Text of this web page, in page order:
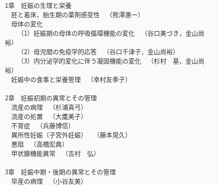
1章 妊娠の生理と栄養
胚と着床，胎生期の薬剤感受性 （熊澤惠一）
母体の変化
（1）妊娠期の母体の呼吸循環機能の変化 （谷口美づき，金山尚
裕）
（2）母児間の免疫学的応答 （谷口千津子，金山尚裕）
（3）内分泌学的変化に伴う凝固機能の変化 （杉村 基，金山尚
裕）
妊娠中の食事と栄養管理 （幸村友季子）
2章 妊娠初期の異常とその管理
流産の病理 （杉浦真弓）
流産の処置 （大鷹美子）
不育症 （兵藤博信）
異所性妊娠（子宮外妊娠） （藤本晃久）
悪阻 （高橋宏典）
甲状腺機能異常 （吉村 弘）
3章 妊娠中期・後期の異常とその管理
早産の病理 （小谷友美）